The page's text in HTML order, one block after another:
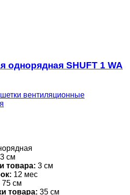
однорядная SHUFT 1 WA
вентиляционные
3 см
товара: 3 см
12 мес
75 см
товара: 35 см